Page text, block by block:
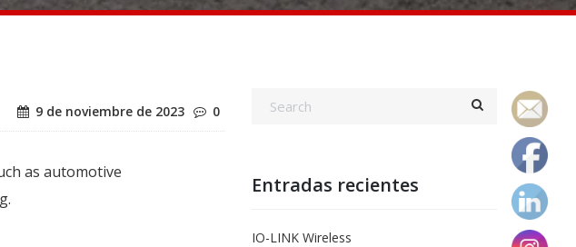
9 de noviembre de 2023 0
as automotive
Entradas recientes
IO-LINK Wireless